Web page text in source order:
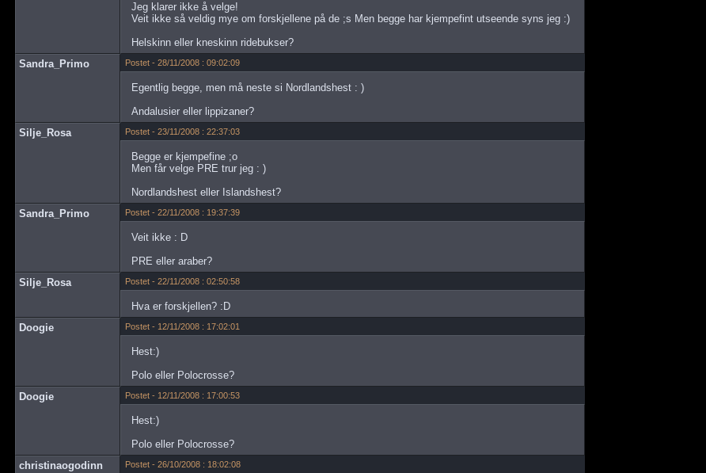
Jeg klarer ikke å velge!
Veit ikke så veldig mye om forskjellene på de ;s Men begge har kjempefint utseende syns jeg :)
Helskinn eller kneskinn ridebukser?
Sandra_Primo
Postet - 28/11/2008 : 09:02:09
Egentlig begge, men må neste si Nordlandshest : )
Andalusier eller lippizaner?
Silje_Rosa
Postet - 23/11/2008 : 22:37:03
Begge er kjempefine ;o
Men får velge PRE trur jeg : )
Nordlandshest eller Islandshest?
Sandra_Primo
Postet - 22/11/2008 : 19:37:39
Veit ikke : D
PRE eller araber?
Silje_Rosa
Postet - 22/11/2008 : 02:50:58
Hva er forskjellen? :D
Doogie
Postet - 12/11/2008 : 17:02:01
Hest:)
Polo eller Polocrosse?
Doogie
Postet - 12/11/2008 : 17:00:53
Hest:)
Polo eller Polocrosse?
christinaogodinn
Postet - 26/10/2008 : 18:02:08